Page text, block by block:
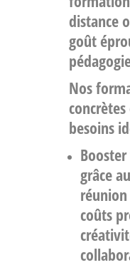
distance
goût
Nos
besoins
grâce
coûts